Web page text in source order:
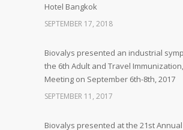
Hotel Bangkok
SEPTEMBER 17, 2018
Biovalys presented an industrial
the 6th Adult and Travel
Meeting on September 6th-8th, 2017
SEPTEMBER 11, 2017
Biovalys presented at the 21st